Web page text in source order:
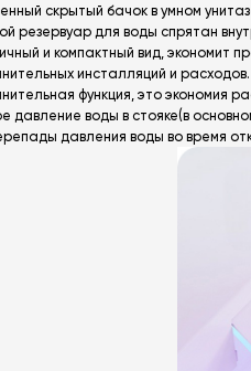
скрытый бачок в умном
резервуар для воды спрятан
и компактный вид, экономит
инсталляций и
функция, это экономия
давление воды в стояке(в
давления воды во время